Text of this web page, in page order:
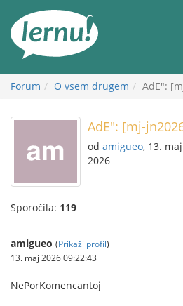
vsebini
Forum O vsem drugem AdE":
AdE": [mj-
od amigueo, 13. maj
2026
Sporočila: 119
amigueo (Prikaži profil)
13. maj 2026 09:22:43
NePorKomencantoj